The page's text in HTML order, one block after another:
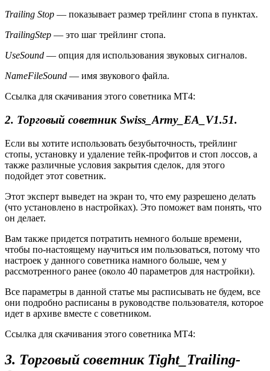
Trailing Stop — показывает размер трейлинг стопа в пунктах.
TrailingStep — это шаг трейлинг стопа.
UseSound — опция для использования звуковых сигналов.
NameFileSound — имя звукового файла.
Ссылка для скачивания этого советника MT4:
2. Торговый советник Swiss_Army_EA_V1.51.
Если вы хотите использовать безубыточность, трейлинг
стопы, установку и удаление тейк-профитов и стоп лоссов, а
также различные условия закрытия сделок, для этого
подойдет этот советник.
Этот эксперт выведет на экран то, что ему разрешено делать
(что установлено в настройках). Это поможет вам понять, что
он делает.
Вам также придется потратить немного больше времени,
чтобы по-настоящему научиться им пользоваться, потому что
настроек у данного советника намного больше, чем у
рассмотренного ранее (около 40 параметров для настройки).
Все параметры в данной статье мы расписывать не будем, все
они подробно расписаны в руководстве пользователя, которое
идет в архиве вместе с советником.
Ссылка для скачивания этого советника MT4:
3. Торговый советник Tight_Trailing-